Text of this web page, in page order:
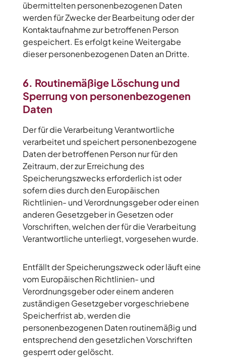
übermittelten personenbezogenen Daten
werden für Zwecke der Bearbeitung oder der
Kontaktaufnahme zur betroffenen Person
gespeichert. Es erfolgt keine Weitergabe
dieser personenbezogenen Daten an Dritte.
6. Routinemäßige Löschung und
Sperrung von personenbezogenen
Daten
Der für die Verarbeitung Verantwortliche
verarbeitet und speichert personenbezogene
Daten der betroffenen Person nur für den
Zeitraum, der zur Erreichung des
Speicherungszwecks erforderlich ist oder
sofern dies durch den Europäischen
Richtlinien- und Verordnungsgeber oder einen
anderen Gesetzgeber in Gesetzen oder
Vorschriften, welchen der für die Verarbeitung
Verantwortliche unterliegt, vorgesehen wurde.
Entfällt der Speicherungszweck oder läuft eine
vom Europäischen Richtlinien- und
Verordnungsgeber oder einem anderen
zuständigen Gesetzgeber vorgeschriebene
Speicherfrist ab, werden die
personenbezogenen Daten routinemäßig und
entsprechend den gesetzlichen Vorschriften
gesperrt oder gelöscht.